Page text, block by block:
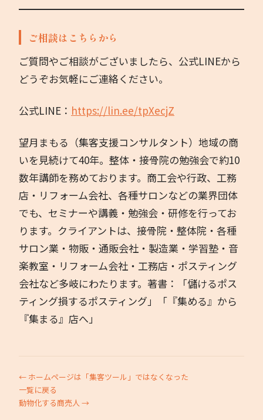
ご相談はこちらから
ご質問やご相談がございましたら、公式LINEから
どうぞお気軽にご連絡ください。
公式LINE： https://lin.ee/tpXecjZ
望月まもる（集客支援コンサルタント）地域の商
いを見続けて40年。整体・接骨院の勉強会で約10
数年講師を務めております。商工会や行政、工務
店・リフォーム会社、各種サロンなどの業界団体
でも、セミナーや講義・勉強会・研修を行ってお
ります。クライアントは、接骨院・整体院・各種
サロン業・物販・通販会社・製造業・学習塾・音
楽教室・リフォーム会社・工務店・ポスティング
会社など多岐にわたります。著書：「儲けるポス
ティング損するポスティング」「『集める』から
『集まる』店へ」
← ホームページは「集客ツール」ではなくなった
一覧に戻る
動物化する商売人 →